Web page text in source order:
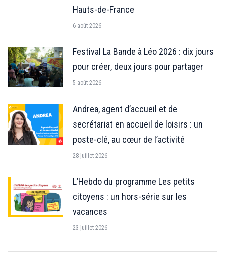
Hauts-de-France
6 août 2026
Festival La Bande à Léo 2026 : dix jours
pour créer, deux jours pour partager
5 août 2026
Andrea, agent d’accueil et de
secrétariat en accueil de loisirs : un
poste-clé, au cœur de l’activité
28 juillet 2026
L’Hebdo du programme Les petits
citoyens : un hors-série sur les
vacances
23 juillet 2026